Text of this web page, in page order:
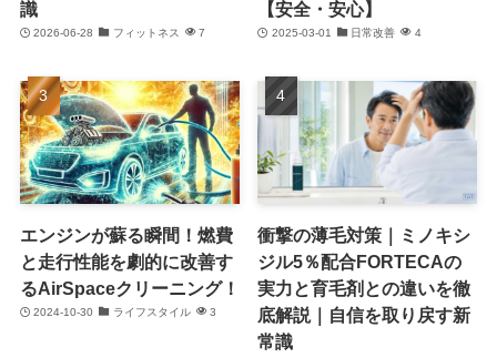
識
2026-06-28 フィットネス 7
【安全・安心】
2025-03-01 日常改善 4
エンジンが蘇る瞬間！燃費
と走行性能を劇的に改善す
るAirSpaceクリーニング！
2024-10-30 ライフスタイル 3
衝撃の薄毛対策｜ミノキシ
ジル5％配合FORTECAの
実力と育毛剤との違いを徹
底解説｜自信を取り戻す新
常識